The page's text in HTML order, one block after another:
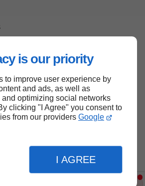
is our priority
to improve user experience by
and ads, as well as
optimizing social networks
clicking "I Agree" you consent to
from our providers Google
I AGREE
Haut de page